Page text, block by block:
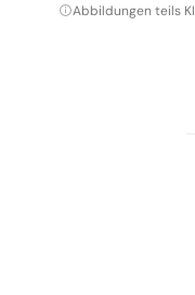
Abbildungen teils